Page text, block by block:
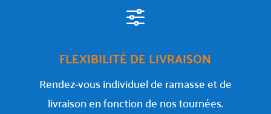
f
FLEXIBILITÉ DE LIVRAISON
Rendez-vous individuel de ramasse et de
livraison en fonction de nos tournées.